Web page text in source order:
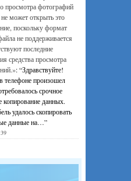
просмотра фотографий
может открыть это
поскольку формат
не поддерживается
последние
средства просмотра
: “Здравствуйте!
телефоне произошел
срочное
копирование данных.
удалось скопировать
данные на…”